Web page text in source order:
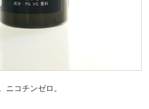
ニコチンゼロ。